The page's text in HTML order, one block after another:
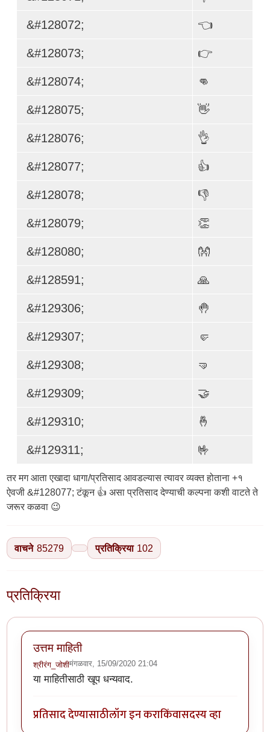
&#128072; 👈
&#128073; 👉
&#128074; 👊
&#128075; 👋
&#128076; 👌
&#128077; 👍
&#128078; 👎
&#128079; 👏
&#128080; 👐
&#128591; 🙏
&#129306; 🤚
&#129307; 🤛
&#129308; 🤜
&#129309; 🤝
&#129310; 🤞
&#129311; 🤟
तर मग आता एखादा धागा/प्रतिसाद आवडल्यास त्यावर व्यक्त होताना +१
ऐवजी &#128077; टंकून 👍 असा प्रतिसाद देण्याची कल्पना कशी वाटते ते
जरूर कळवा 😉
वाचने 85279 प्रतिक्रिया 102
प्रतिक्रिया
उत्तम माहिती
श्रीरंग_जोशीमंगळवार, 15/09/2020 21:04
या माहितीसाठी खूप धन्यवाद.
प्रतिसाद देण्यासाठीलॉग इन कराकिंवासदस्य व्हा